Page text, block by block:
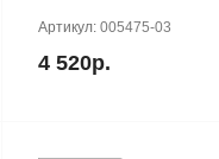
Артикул: 005475-03
4 520р.